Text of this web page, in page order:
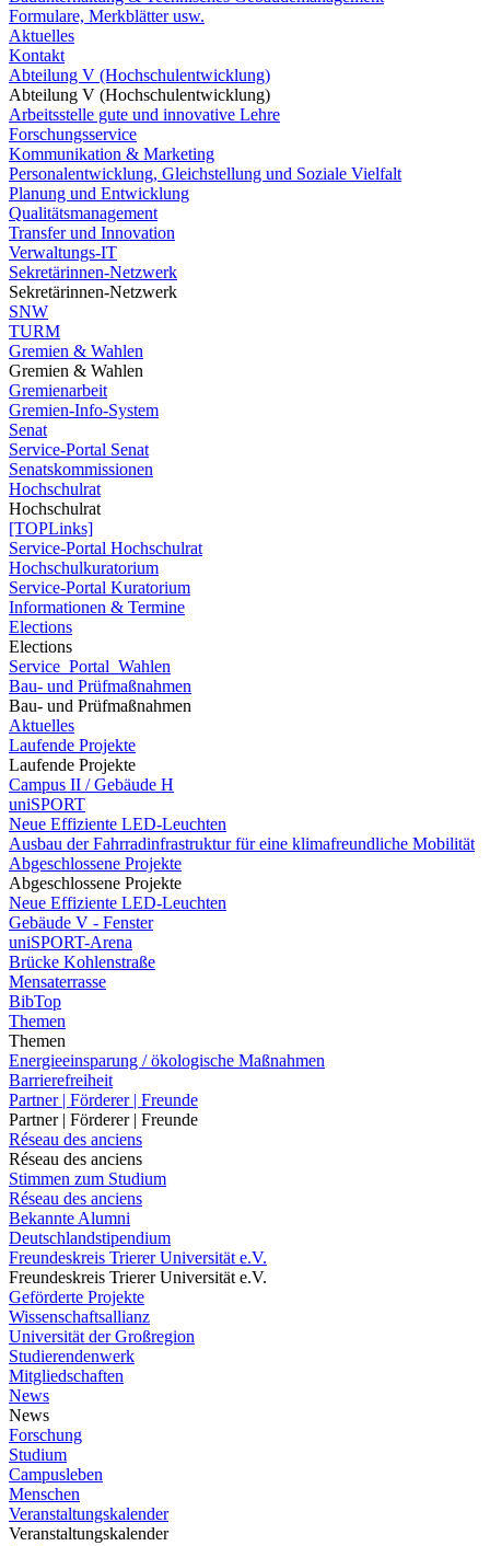
Formulare, Merkblätter usw.
Aktuelles
Kontakt
Abteilung V (Hochschulentwicklung)
Abteilung V (Hochschulentwicklung)
Arbeitsstelle gute und innovative Lehre
Forschungsservice
Kommunikation & Marketing
Personalentwicklung, Gleichstellung und Soziale Vielfalt
Planung und Entwicklung
Qualitätsmanagement
Transfer und Innovation
Verwaltungs-IT
Sekretärinnen-Netzwerk
Sekretärinnen-Netzwerk
SNW
TURM
Gremien & Wahlen
Gremien & Wahlen
Gremienarbeit
Gremien-Info-System
Senat
Service-Portal Senat
Senatskommissionen
Hochschulrat
Hochschulrat
[TOPLinks]
Service-Portal Hochschulrat
Hochschulkuratorium
Service-Portal Kuratorium
Informationen & Termine
Elections
Elections
Service_Portal_Wahlen
Bau- und Prüfmaßnahmen
Bau- und Prüfmaßnahmen
Aktuelles
Laufende Projekte
Laufende Projekte
Campus II / Gebäude H
uniSPORT
Neue Effiziente LED-Leuchten
Ausbau der Fahrradinfrastruktur für eine klimafreundliche Mobilität
Abgeschlossene Projekte
Abgeschlossene Projekte
Neue Effiziente LED-Leuchten
Gebäude V - Fenster
uniSPORT-Arena
Brücke Kohlenstraße
Mensaterrasse
BibTop
Themen
Themen
Energieeinsparung / ökologische Maßnahmen
Barrierefreiheit
Partner | Förderer | Freunde
Partner | Förderer | Freunde
Réseau des anciens
Réseau des anciens
Stimmen zum Studium
Réseau des anciens
Bekannte Alumni
Deutschlandstipendium
Freundeskreis Trierer Universität e.V.
Freundeskreis Trierer Universität e.V.
Geförderte Projekte
Wissenschaftsallianz
Universität der Großregion
Studierendenwerk
Mitgliedschaften
News
News
Forschung
Studium
Campusleben
Menschen
Veranstaltungskalender
Veranstaltungskalender